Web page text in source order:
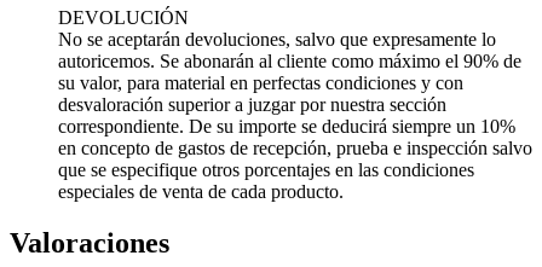
DEVOLUCIÓN
No se aceptarán devoluciones, salvo que expresamente lo
autoricemos. Se abonarán al cliente como máximo el 90% de
su valor, para material en perfectas condiciones y con
desvaloración superior a juzgar por nuestra sección
correspondiente. De su importe se deducirá siempre un 10%
en concepto de gastos de recepción, prueba e inspección salvo
que se especifique otros porcentajes en las condiciones
especiales de venta de cada producto.
Valoraciones